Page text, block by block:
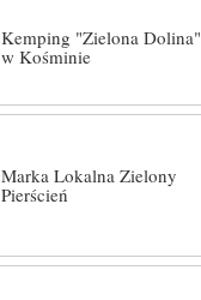
Kemping "Zielona Dolina"
w Kośminie
Marka Lokalna Zielony
Pierścień